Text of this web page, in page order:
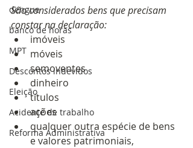
dengue
banco de horas
MPT
Descontos indevidos
Eleição
Acidente de trabalho
Reforma Administrativa
São considerados bens que precisam
constar na declaração:
imóveis
móveis
semoventes
dinheiro
títulos
ações
qualquer outra espécie de bens
e valores patrimoniais,